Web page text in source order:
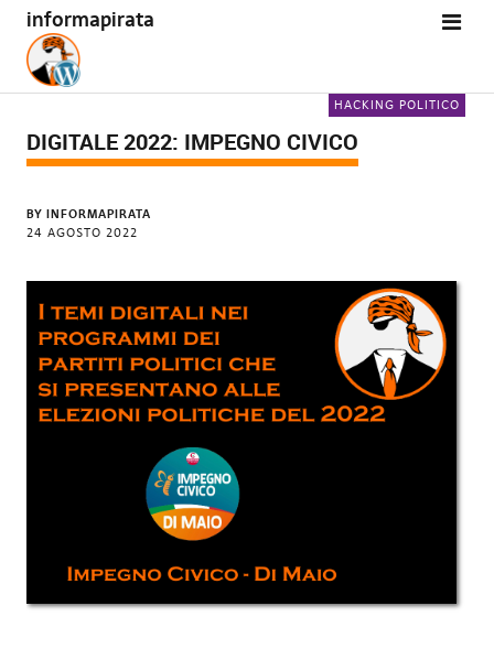
informapirata
HACKING POLITICO
DIGITALE 2022: IMPEGNO CIVICO
BY INFORMAPIRATA
24 AGOSTO 2022